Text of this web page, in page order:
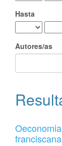
Hasta
Autores/as